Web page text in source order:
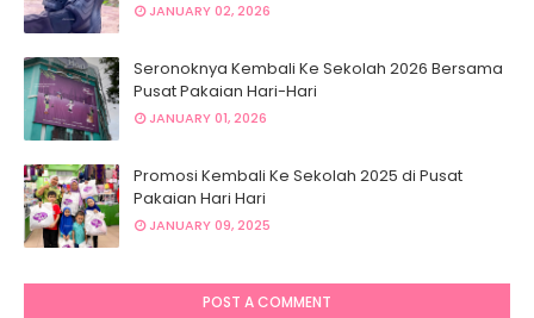
JANUARY 02, 2026
Seronoknya Kembali Ke Sekolah 2026 Bersama
Pusat Pakaian Hari-Hari
JANUARY 01, 2026
Promosi Kembali Ke Sekolah 2025 di Pusat
Pakaian Hari Hari
JANUARY 09, 2025
POST A COMMENT